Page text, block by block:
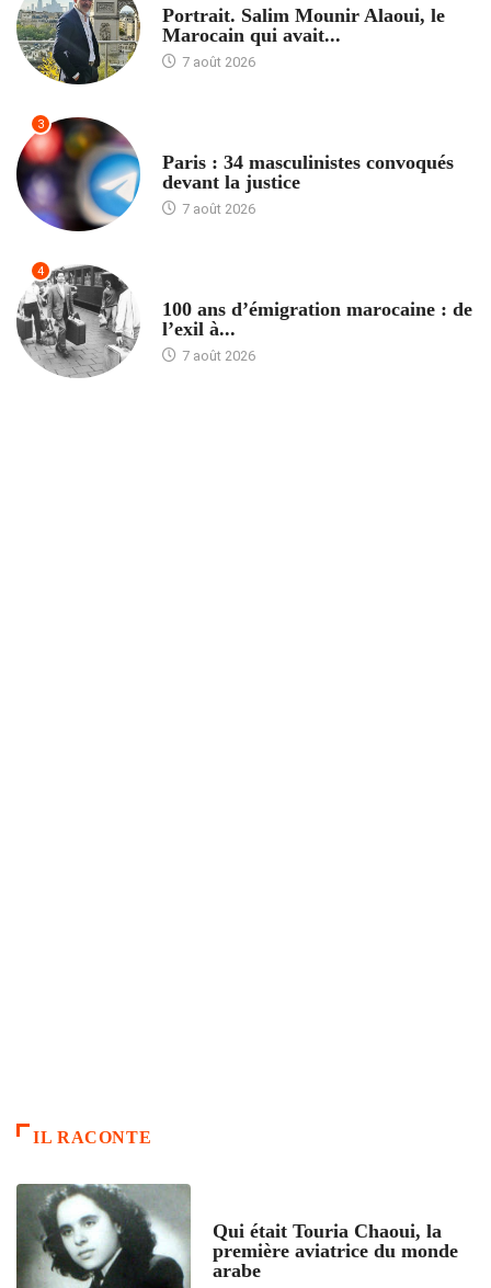
Portrait. Salim Mounir Alaoui, le
Marocain qui avait...
7 août 2026
3
Paris : 34 masculinistes convoqués
devant la justice
7 août 2026
4
100 ans d’émigration marocaine : de
l’exil à...
7 août 2026
IL RACONTE
Qui était Touria Chaoui, la
première aviatrice du monde
arabe